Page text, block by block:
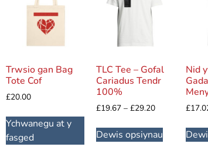
Trwsio gan Bag
Tote Cof
£20.00
Ychwanegu at y
fasged
TLC Tee – Gofal
Cariadus Tendr
100%
£19.67 – £29.20
Dewis opsiynau
Nid
£